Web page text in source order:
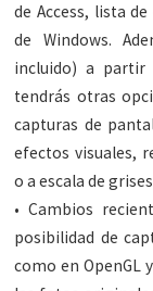
de Access, lista
de Windows.
incluido) a partir
tendrás otras
capturas de
efectos visuales,
o a escala de
• Cambios
posibilidad de
como en OpenGL